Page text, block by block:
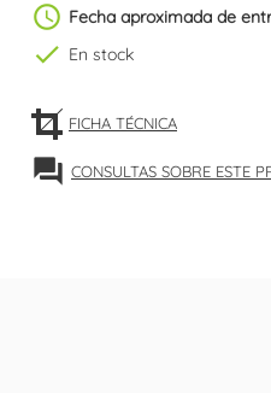
schedule Fecha aproximada de
check En stock
FICHA TÉCNICA
forum CONSULTAS SOBRE ESTE